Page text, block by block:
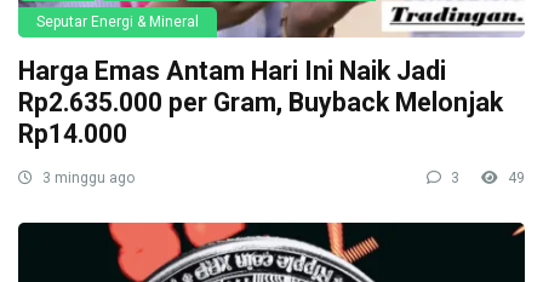
Seputar Energi & Mineral
Harga Emas Antam Hari Ini Naik Jadi
Rp2.635.000 per Gram, Buyback Melonjak
Rp14.000
3 minggu ago 3 49